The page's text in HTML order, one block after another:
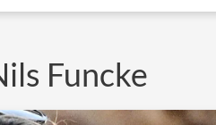
Funcke